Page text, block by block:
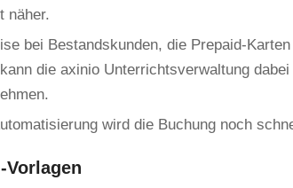
näher.
bei Bestandskunden, die Prepaid-
die axinio Unterrichtsverwaltung
wird die Buchung noch
Vorlagen